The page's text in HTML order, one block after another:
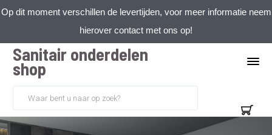
Op dit moment verschillen de levertijden, voor meer informatie neem
hierover contact met ons op!
Sanitair onderdelen
shop